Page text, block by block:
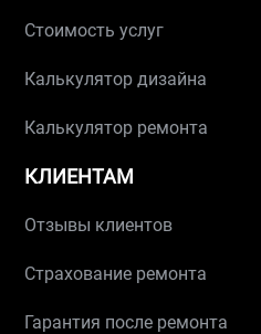
Стоимость услуг
Калькулятор дизайна
Калькулятор ремонта
КЛИЕНТАМ
Отзывы клиентов
Страхование ремонта
Гарантия после ремонта